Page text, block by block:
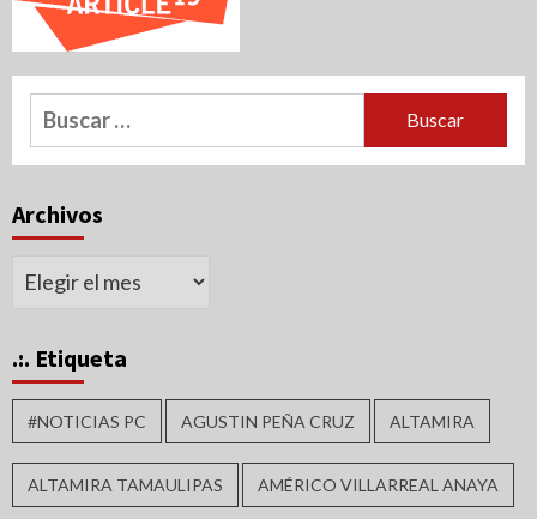
Buscar:
Archivos
Archivos
.:. Etiqueta
#NOTICIAS PC AGUSTIN PEÑA CRUZ ALTAMIRA
ALTAMIRA TAMAULIPAS AMÉRICO VILLARREAL ANAYA